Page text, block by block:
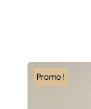
Promo !